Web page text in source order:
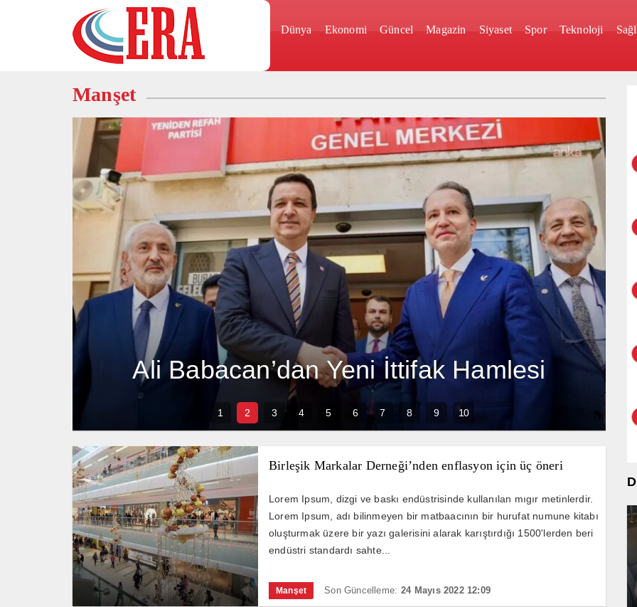
Dünya Ekonomi Güncel Magazin Siyaset Spor Teknoloji
Manşet
Ali Babacan’dan Yeni İttifak Hamlesi
1 2 3 4 5 6 7 8 9 10
Birleşik Markalar Derneği’nden enflasyon için üç öneri
Lorem Ipsum, dizgi ve baskı endüstrisinde kullanılan mıgır metinlerdir.
Lorem Ipsum, adı bilinmeyen bir matbaacının bir hurufat numune kitabı
oluşturmak üzere bir yazı galerisini alarak karıştırdığı 1500'lerden beri
endüstri standardı sahte...
Manşet Son Güncelleme: 24 Mayıs 2022 12:09